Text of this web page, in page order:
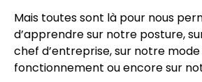
Mais toutes sont là pour nous
d’apprendre sur notre posture,
chef d’entreprise, sur notre
fonctionnement ou encore sur